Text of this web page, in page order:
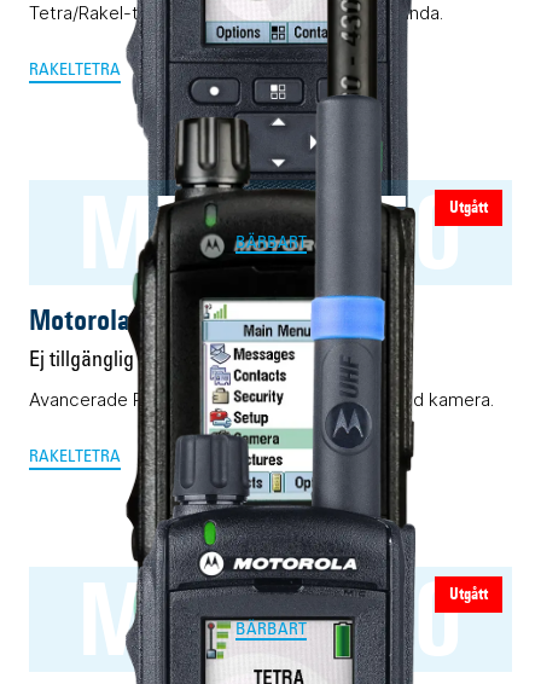
Tetra/Rakel-terminal med förfinad radioprestanda.
RAKELTETRA
Utgått
MTP6750
BÄRBART
Motorola MTP6750
Ej tillgänglig
Avancerade Rakel-/Tetra-terminal med inbyggd kamera.
RAKELTETRA
Utgått
MTP6550
BÄRBART